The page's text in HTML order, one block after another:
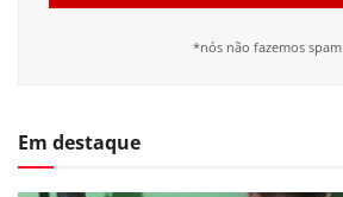
*nós não fazemos spam
Em destaque